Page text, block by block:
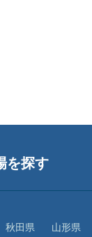
を探す
秋田県 山形県